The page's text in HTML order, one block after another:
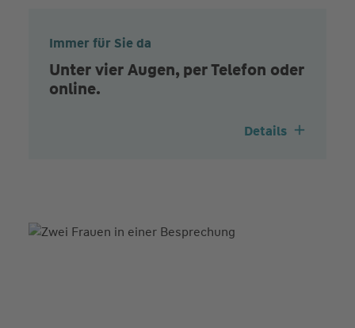
Immer für Sie da
Unter vier Augen, per Telefon oder
online.
Details